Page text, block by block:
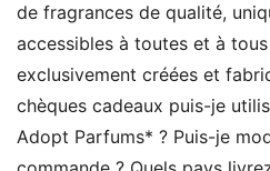
de fragrances de qualité,
accessibles à toutes et à
exclusivement créées et
chèques cadeaux puis-je
Adopt Parfums* ? Puis-je